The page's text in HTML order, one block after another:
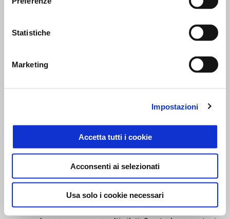
Statistiche
Marketing
Impostazioni
Accetta tutti i cookie
Acconsenti ai selezionati
Usa solo i cookie necessari
MAVERICK VIÑALES
"Quando a fine gara ho visto il mio ritmo, un po’ mi sono girate le
scatole! Ancora una volta è stata la posizione in griglia a
penalizzarci pesantemente, perché poi in gara sono riuscito ad